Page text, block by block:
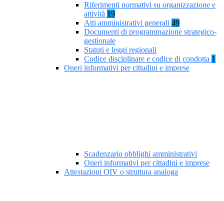
Riferimenti normativi su organizzazione e
attività 19
Atti amministrativi generali 49
Documenti di programmazione strategico-
gestionale
Statuti e leggi regionali
Codice disciplinare e codice di condotta 1
Oneri informativi per cittadini e imprese
Scadenzario obblighi amministrativi
Oneri informativi per cittadini e imprese
Attestazioni OIV o struttura analoga